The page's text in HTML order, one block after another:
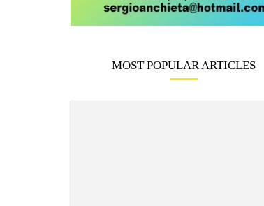
MOST POPULAR ARTICLES